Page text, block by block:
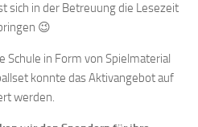
sich in der Betreuung die Lesezeit
😉
Schule in Form von Spielmaterial
konnte das Aktivangebot auf
werden.